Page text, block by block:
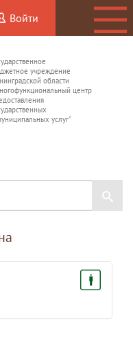
Войти
учреждение
области
центр
услуг"